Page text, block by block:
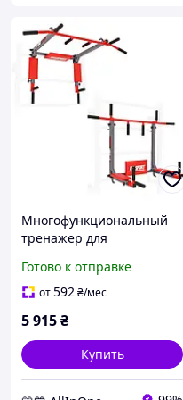
Многофункциональный
тренажер для
KSSL080/3 два в одном
AllInOne -market-without-
Готово к отправке
от592₴/мес
5 915₴
Купить